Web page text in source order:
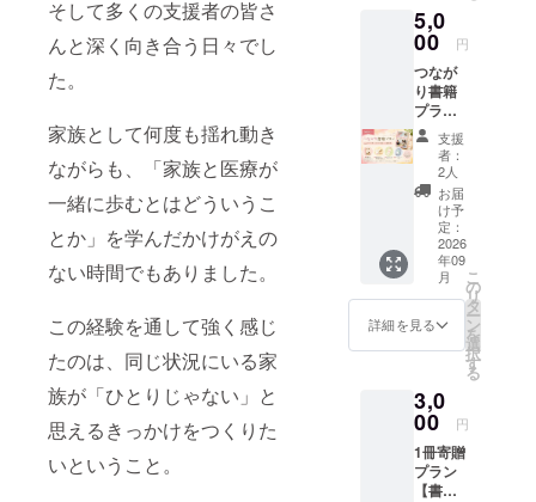
そして多くの支援者の皆さ
んと深く向き合う日々でし
た。
家族として何度も揺れ動き
ながらも、「家族と医療が
一緒に歩むとはどういうこ
とか」を学んだかけがえの
ない時間でもありました。
この経験を通して強く感じ
たのは、同じ状況にいる家
族が「ひとりじゃない」と
思えるきっかけをつくりた
いということ。
お選び
いただ
ランで
す。
1000円
の応援
プラン
とリ
ターン
内容は
同一で
す。
相当の
書籍寄
贈活動
にもつ
ながり
ます。
活動の
様子や
寄贈の
ご報告
は、
CAMPF
IRE の
活動報
告や
SNSを
通して
※ご希望
の方
は、活
動報告
や寄贈
一覧へ
入り 在
胎24週4
日、
664gで
生まれ
た三男
との600
日間の
NICUで
の経験
をもと
に、家
族とし
て感じ
たこと
や見つ
けた想
す。 う
まくい
かない
日や、
立ち止
まって
5,0
00 円
つなが
り書籍
プラン
【オー
プン
チャッ
トへの
ご招待
＋書籍1
冊】 ・
書籍
『ちい
さなタ
カラモ
ノ〜
664gの
NICU60
0日〜』
1冊 ・
サイン
入り ・
オリジ
支援
者：
2人
お届
け予
定：
2026
年09
月
詳細を見る
こ
の
リ
タ
ー
ン
を
選
択
す
る
3,0
00 円
1冊寄贈
プラン
【書籍1